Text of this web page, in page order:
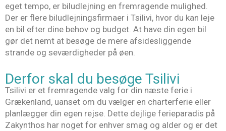
eget tempo, er biludlejning en fremragende mulighed.
Der er flere biludlejningsfirmaer i Tsilivi, hvor du kan leje
en bil efter dine behov og budget. At have din egen bil
gør det nemt at besøge de mere afsidesliggende
strande og seværdigheder på øen.
Derfor skal du besøge Tsilivi
Tsilivi er et fremragende valg for din næste ferie i
Grækenland, uanset om du vælger en charterferie eller
planlægger din egen rejse. Dette dejlige ferieparadis på
Zakynthos har noget for enhver smag og alder og er det